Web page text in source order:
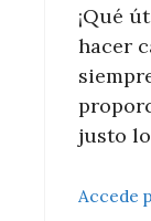
¡Qué
hacer
justo
Accede